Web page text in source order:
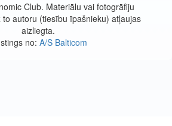
Club. Materiālu vai fotogrāfiju
autoru (tiesību īpašnieku) atļaujas
aizliegta.
no: A/S Balticom